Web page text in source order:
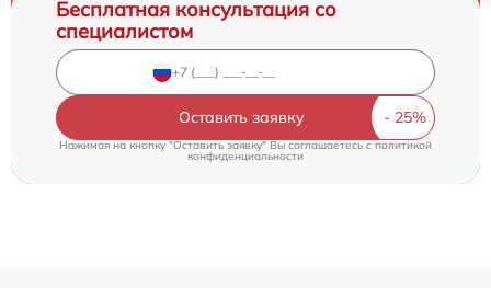
Бесплатная консультация со
специалистом
Оставить заявку
Нажимая на кнопку "Оставить заявку" Вы соглашаетесь cполитикой
конфиденциальности